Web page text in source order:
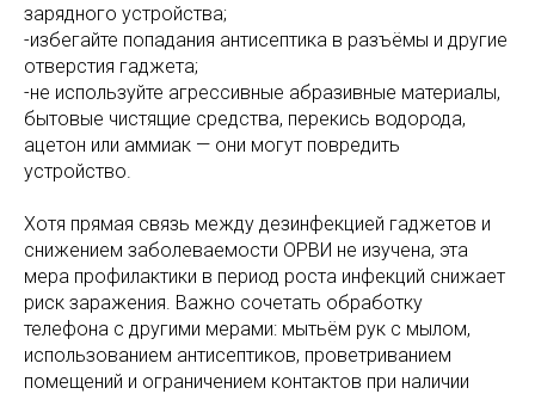
зарядного устройства;
-избегайте попадания антисептика в разъёмы и другие
отверстия гаджета;
-не используйте агрессивные абразивные материалы,
бытовые чистящие средства, перекись водорода,
ацетон или аммиак — они могут повредить
устройство.
Хотя прямая связь между дезинфекцией гаджетов и
снижением заболеваемости ОРВИ не изучена, эта
мера профилактики в период роста инфекций снижает
риск заражения. Важно сочетать обработку
телефона с другими мерами: мытьём рук с мылом,
использованием антисептиков, проветриванием
помещений и ограничением контактов при наличии